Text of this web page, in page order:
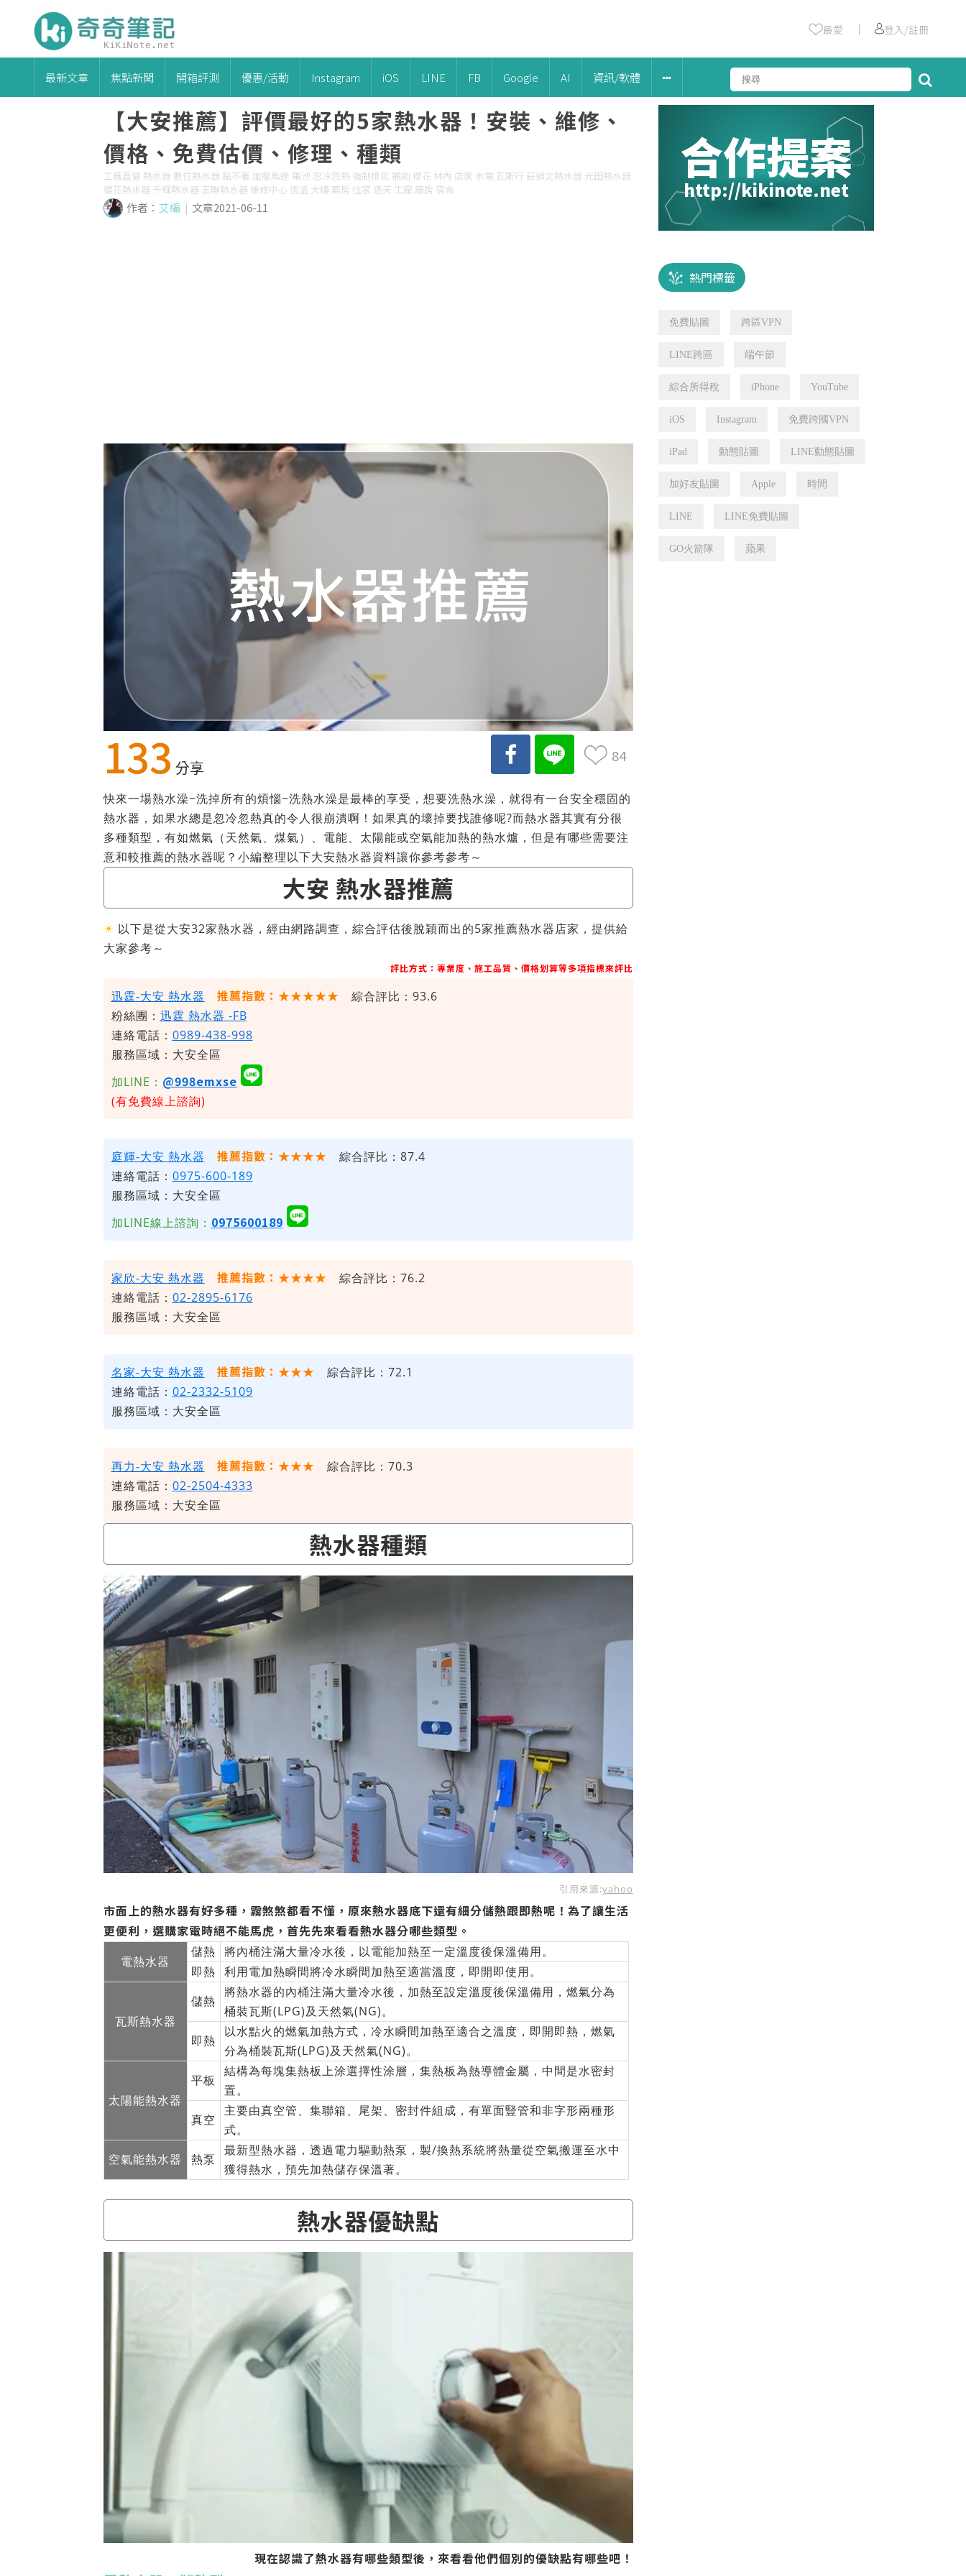
最愛 ｜ 登入/註冊
最新文章 焦點新聞 開箱評測 優惠/活動 Instagram iOS LINE FB Google AI 資訊/軟體
合作提案
http://kikinote.net
熱門標籤
免費貼圖 跨區VPN
LINE跨區 端午節
綜合所得稅 iPhone YouTube
iOS Instagram 免費跨國VPN
iPad 動態貼圖 LINE動態貼圖
加好友貼圖 Apple 時間
LINE LINE免費貼圖
GO火箭隊 蘋果
【大安推薦】評價最好的5家熱水器！安裝、維修、
價格、免費估價、修理、種類
工廠直營 熱水器 數位熱水器 點不著 加壓馬達 電池 忽冷忽熱 強制排氣 補助 櫻花 林內 店家 水電 瓦斯行 莊頭北熱水器 光田熱水器
櫻花熱水器 千輝熱水器 五聯熱水器 維修中心 恆溫 大樓 套房 住家 透天 工廠 廠房 宿舍
作者： 艾編 | 文章2021-06-11
133 分享
84
快來一場熱水澡~洗掉所有的煩惱~洗熱水澡是最棒的享受，想要洗熱水澡，就得有一台安全穩固的
熱水器，如果水總是忽冷忽熱真的令人很崩潰啊！如果真的壞掉要找誰修呢?而熱水器其實有分很
多種類型，有如燃氣（天然氣、煤氣）、電能、太陽能或空氣能加熱的熱水爐，但是有哪些需要注
意和較推薦的熱水器呢？小編整理以下大安熱水器資料讓你參考參考～
大安 熱水器推薦
☀ 以下是從大安32家熱水器，經由網路調查，綜合評估後脫穎而出的5家推薦熱水器店家，提供給
大家參考～
評比方式：專業度、施工品質、價格划算等多項指標來評比
迅霆-大安 熱水器 推薦指數：★★★★★ 綜合評比：93.6
粉絲團： 迅霆 熱水器 -FB
連絡電話： 0989-438-998
服務區域：大安全區
加LINE： @998emxse
(有免費線上諮詢)
庭輝-大安 熱水器 推薦指數：★★★★ 綜合評比：87.4
連絡電話： 0975-600-189
服務區域：大安全區
加LINE線上諮詢： 0975600189
家欣-大安 熱水器 推薦指數：★★★★ 綜合評比：76.2
連絡電話： 02-2895-6176
服務區域：大安全區
名家-大安 熱水器 推薦指數：★★★ 綜合評比：72.1
連絡電話： 02-2332-5109
服務區域：大安全區
再力-大安 熱水器 推薦指數：★★★ 綜合評比：70.3
連絡電話： 02-2504-4333
服務區域：大安全區
熱水器種類
引用來源:yahoo
市面上的熱水器有好多種，霧煞煞都看不懂，原來熱水器底下還有細分儲熱跟即熱呢！為了讓生活
更便利，選購家電時絕不能馬虎，首先先來看看熱水器分哪些類型。
電熱水器
儲熱
將內桶注滿大量冷水後，以電能加熱至一定溫度後保溫備用。
即熱 利用電加熱瞬間將冷水瞬間加熱至適當溫度，即開即使用。
瓦斯熱水器
儲熱
將熱水器的內桶注滿大量冷水後，加熱至設定溫度後保溫備用，燃氣分為
桶裝瓦斯(LPG)及天然氣(NG)。
即熱
以水點火的燃氣加熱方式，冷水瞬間加熱至適合之溫度，即開即熱，燃氣
分為桶裝瓦斯(LPG)及天然氣(NG)。
太陽能熱水器
平板
結構為每塊集熱板上涂選擇性涂層，集熱板為熱導體金屬，中間是水密封
置。
真空
主要由真空管、集聯箱、尾架、密封件組成，有單面豎管和非字形兩種形
式。
空氣能熱水器
熱泵
最新型熱水器，透過電力驅動熱泵，製/換熱系統將熱量從空氣搬運至水中
獲得熱水，預先加熱儲存保溫著。
熱水器優缺點
現在認識了熱水器有哪些類型後，來看看他們個別的優缺點有哪些吧！